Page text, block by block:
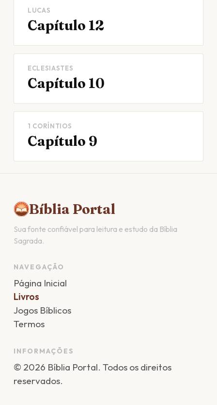
LUCAS
Capítulo 12
ECLESIASTES
Capítulo 10
1 CORÍNTIOS
Capítulo 9
Bíblia Portal
Sua fonte confiável para leitura e estudo da Bíblia
Sagrada.
NAVEGAÇÃO
Página Inicial
Livros
Jogos Bíblicos
Termos
INFORMAÇÕES
© 2026 Bíblia Portal. Todos os direitos
reservados.